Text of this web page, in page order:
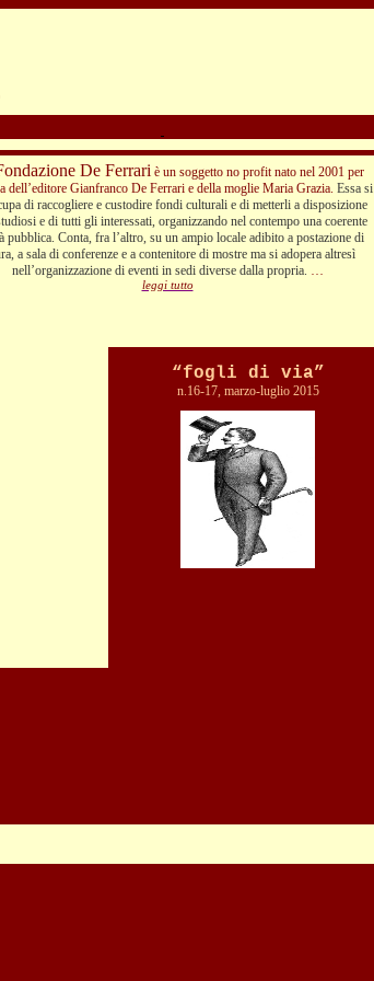
De Ferrariè un soggetto no profit nato nel 2001 per
dell’editore Gianfranco De Ferrari e della moglie Maria Grazia. Essa si
di raccogliere e custodire fondi culturali e di metterli a disposizione
e di tutti gli interessati, organizzando nel contempo una coerente
pubblica. Conta, fra l’altro, su un ampio locale adibito a postazione di
a sala di conferenze e a contenitore di mostre ma si adopera altresì
nell’organizzazione di eventi in sedi diverse dalla propria. …
leggi tutto
“fogli di via”
n.16-17, marzo-luglio 2015